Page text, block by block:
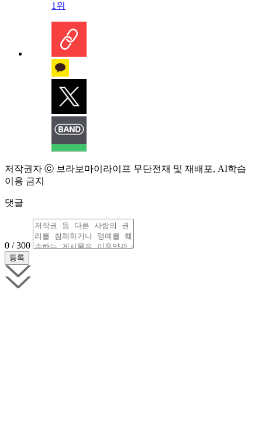
1위
저작권자 ⓒ 브라보마이라이프 무단전재 및 재배포, AI학습
이용 금지
댓글
0 / 300